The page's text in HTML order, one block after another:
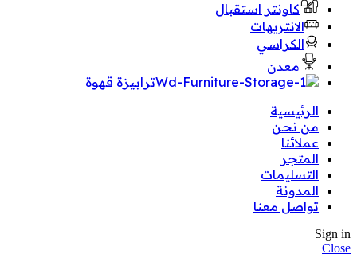
كاونتر استقبال
الانتريهات
الكراسي
معدن
ترابيزة قهوة
الرئيسية
من نحن
عملائنا
المتجر
التسليمات
المدونة
تواصل معنا
Sign in
Close